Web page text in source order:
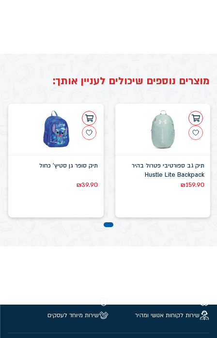
מוצרים נוספים שיכולים לעניין אותך:
תיק גב ספורטיבי פטרול בהיר
Hustle Lite Backpack
₪159.90
תיק סופר גן סטיץ' כחול
₪39.90
שירות לקוחות אנושי ומהיר
שירות מיוחד לעסקים